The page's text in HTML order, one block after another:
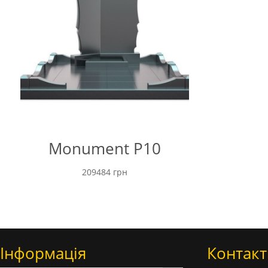
Monument P10
209484 грн
Інформація